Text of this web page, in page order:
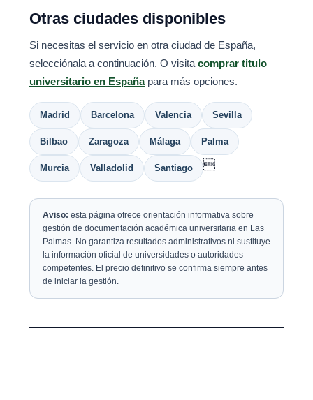
Otras ciudades disponibles
Si necesitas el servicio en otra ciudad de España,
selecciónala a continuación. O visita comprar titulo
universitario en Españapara más opciones.
Madrid Barcelona Valencia Sevilla
Bilbao Zaragoza Málaga Palma
Murcia Valladolid Santiago 
Aviso: esta página ofrece orientación informativa sobre
gestión de documentación académica universitaria en Las
Palmas. No garantiza resultados administrativos ni sustituye
la información oficial de universidades o autoridades
competentes. El precio definitivo se confirma siempre antes
de iniciar la gestión.